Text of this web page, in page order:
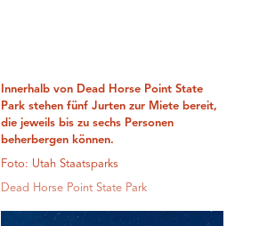
Innerhalb von Dead Horse Point State
Park stehen fünf Jurten zur Miete bereit,
die jeweils bis zu sechs Personen
beherbergen können.
Foto: Utah Staatsparks
Dead Horse Point State Park